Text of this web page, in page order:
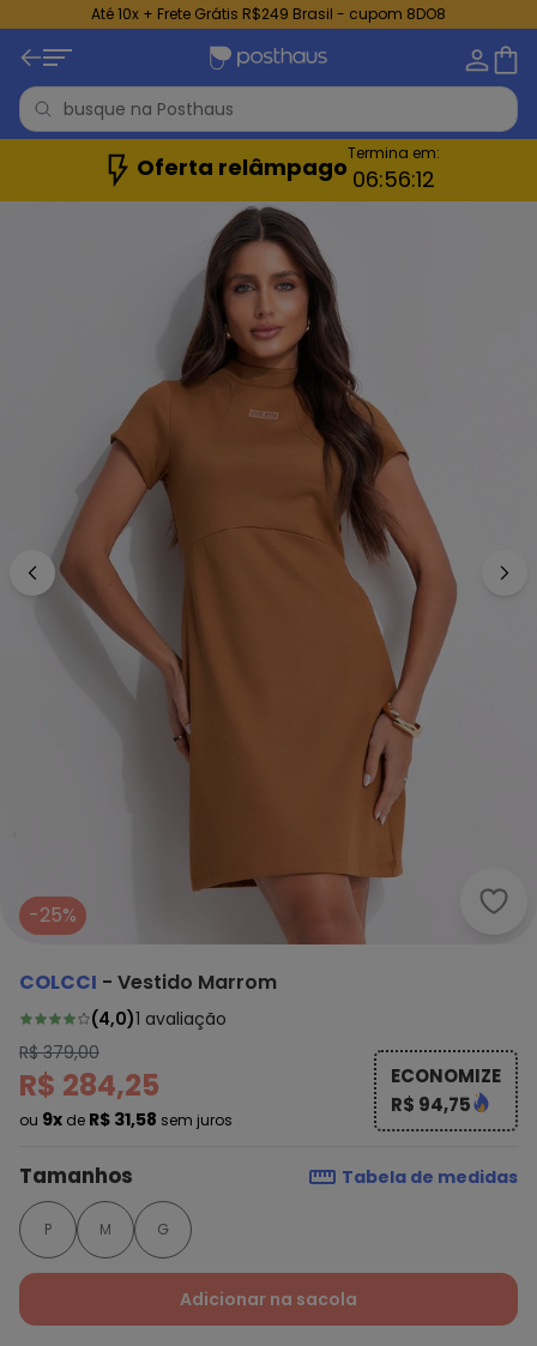
Até 10x + Frete Grátis R$249 Brasil - cupom 8DO8
Oferta relâmpagoTermina em:
06:56:10
-25%
COLCCI - Vestido Marrom
(4,0)1 avaliação
R$ 379,00
R$ 284,25
ou 9x de R$ 31,58 sem juros
ECONOMIZE
R$ 94,75
Tamanhos Tabela de medidas
P M G
Adicionar na sacola